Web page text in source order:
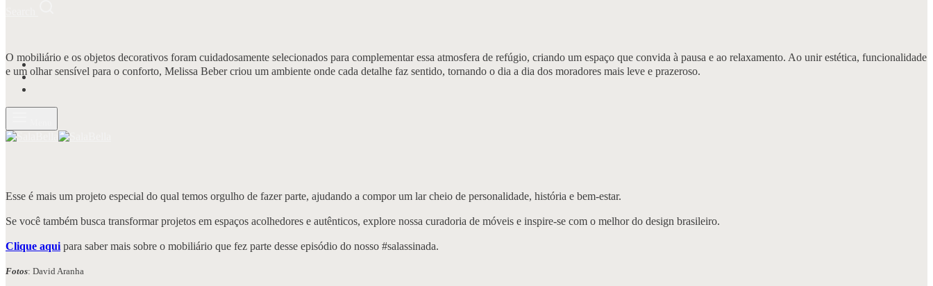
O mobiliário e os objetos decorativos foram cuidadosamente selecionados para complementar essa atmosfera de refúgio, criando um espaço que convida à pausa e ao relaxamento. Ao unir estética, funcionalidade
e um olhar sensível para o conforto, Melissa Beber criou um ambiente onde cada detalhe faz sentido, tornando o dia a dia dos moradores mais leve e prazeroso.
Esse é mais um projeto especial do qual temos orgulho de fazer parte, ajudando a compor um lar cheio de personalidade, história e bem-estar.
Se você também busca transformar projetos em espaços acolhedores e autênticos, explore nossa curadoria de móveis e inspire-se com o melhor do design brasileiro.
Clique aqui para saber mais sobre o mobiliário que fez parte desse episódio do nosso #salassinada.
Fotos: David Aranha